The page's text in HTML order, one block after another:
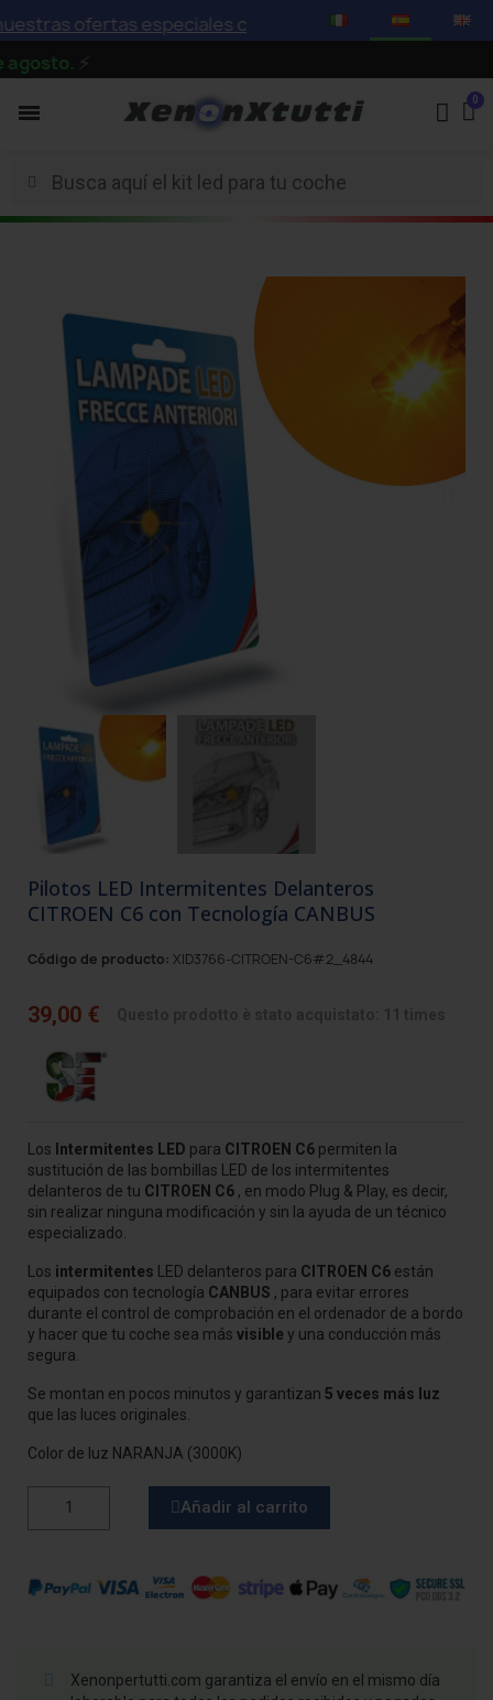
ofertas especiales con descuentos de hasta el 75%
⚡
Pilotos LED Intermitentes Delanteros
CITROEN C6 con Tecnología CANBUS
Código de producto: XID3766-CITROEN-C6#2_4844
39,00 €
Los Intermitentes LED para CITROEN C6 permiten la
sustitución de las bombillas LED de los intermitentes
delanteros de tu CITROEN C6 , en modo Plug & Play, es decir,
sin realizar ninguna modificación y sin la ayuda de un técnico
especializado.
Los intermitentes LED delanteros para CITROEN C6 están
equipados con tecnología CANBUS , para evitar errores
durante el control de comprobación en el ordenador de a bordo
y hacer que tu coche sea más visible y una conducción más
segura.
Se montan en pocos minutos y garantizan 5 veces más luz
que las luces originales.
Color de luz NARANJA (3000K)
Añadir al carrito
Xenonpertutti.com garantiza el envío en el mismo día